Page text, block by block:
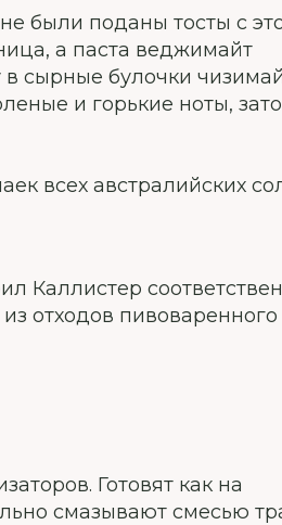
были поданы тосты с
а паста веджимайт
в сырные булочки
и горькие ноты,
всех австралийских
Каллистер
отходов пивоваренного
Готовят как на
смазывают смесью